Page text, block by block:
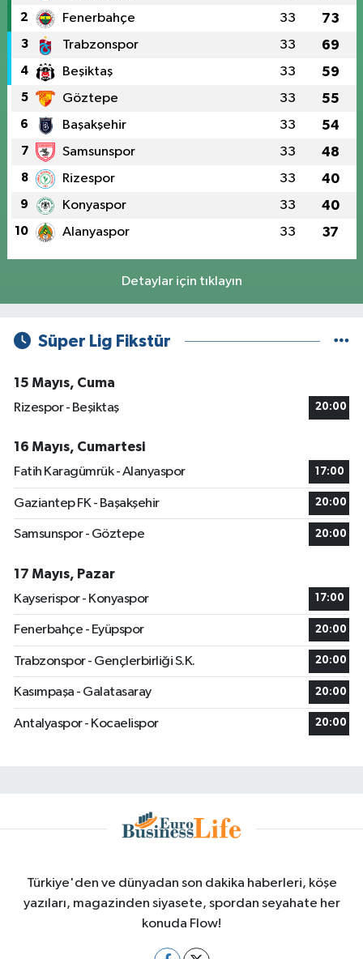
2 Fenerbahçe 33 73
3 Trabzonspor 33 69
4 Beşiktaş 33 59
5 Göztepe 33 55
6 Başakşehir 33 54
7 Samsunspor 33 48
8 Rizespor 33 40
9 Konyaspor 33 40
10 Alanyaspor 33 37
Detaylar için tıklayın
Süper Lig Fikstür
15 Mayıs, Cuma
Rizespor - Beşiktaş
20:00
16 Mayıs, Cumartesi
Fatih Karagümrük - Alanyaspor
17:00
Gaziantep FK - Başakşehir 20:00
Samsunspor - Göztepe 20:00
17 Mayıs, Pazar
Kayserispor - Konyaspor
17:00
Fenerbahçe - Eyüpspor 20:00
Trabzonspor - Gençlerbirliği S.K. 20:00
Kasımpaşa - Galatasaray 20:00
Antalyaspor - Kocaelispor 20:00
Türkiye'den ve dünyadan son dakika haberleri, köşe
yazıları, magazinden siyasete, spordan seyahate her
konuda Flow!